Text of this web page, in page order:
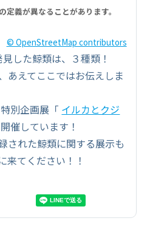
義が異なることがあります。
© OpenStreetMap contributors
した鯨類は、３種類！
あえてここではお伝えしま
別企画展「 イルカとクジ
催しています！
された鯨類に関する展示も
来てください！！